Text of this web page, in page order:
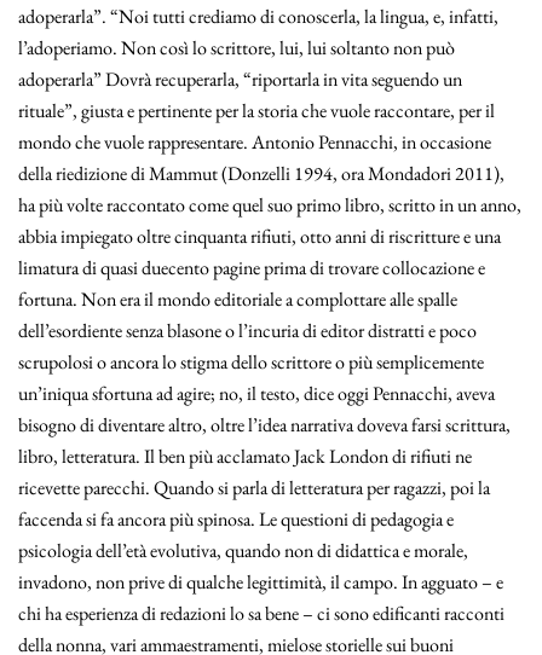
adoperarla”. “Noi tutti crediamo di conoscerla, la lingua, e, infatti,
l’adoperiamo. Non così lo scrittore, lui, lui soltanto non può
adoperarla” Dovrà recuperarla, “riportarla in vita seguendo un
rituale”, giusta e pertinente per la storia che vuole raccontare, per il
mondo che vuole rappresentare. Antonio Pennacchi, in occasione
della riedizione di Mammut (Donzelli 1994, ora Mondadori 2011),
ha più volte raccontato come quel suo primo libro, scritto in un anno,
abbia impiegato oltre cinquanta rifiuti, otto anni di riscritture e una
limatura di quasi duecento pagine prima di trovare collocazione e
fortuna. Non era il mondo editoriale a complottare alle spalle
dell’esordiente senza blasone o l’incuria di editor distratti e poco
scrupolosi o ancora lo stigma dello scrittore o più semplicemente
un’iniqua sfortuna ad agire; no, il testo, dice oggi Pennacchi, aveva
bisogno di diventare altro, oltre l’idea narrativa doveva farsi scrittura,
libro, letteratura. Il ben più acclamato Jack London di rifiuti ne
ricevette parecchi. Quando si parla di letteratura per ragazzi, poi la
faccenda si fa ancora più spinosa. Le questioni di pedagogia e
psicologia dell’età evolutiva, quando non di didattica e morale,
invadono, non prive di qualche legittimità, il campo. In agguato – e
chi ha esperienza di redazioni lo sa bene – ci sono edificanti racconti
della nonna, vari ammaestramenti, mielose storielle sui buoni